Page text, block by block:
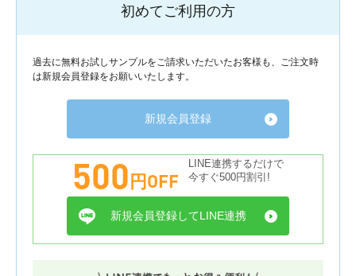
初めてご利用の方
過去に無料お試しサンプルをご請求いただいたお客様も、ご注文時
は新規会員登録をお願いいたします。
新規会員登録
500円OFF
LINE連携するだけで
今すぐ500円割引!
新規会員登録してLINE連携